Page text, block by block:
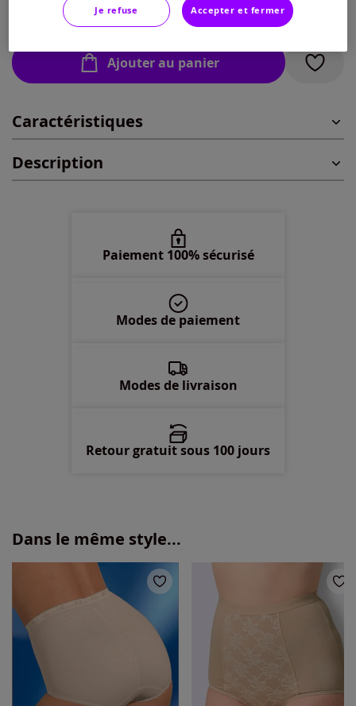
En stock
En stock
46 -En stock
48 -En stock
Ajouter au panier
Caractéristiques
Description
Paiement 100% sécurisé
Modes de paiement
Modes de livraison
Retour gratuit sous 100 jours
Dans le même style...
Je refuse Accepter et fermer